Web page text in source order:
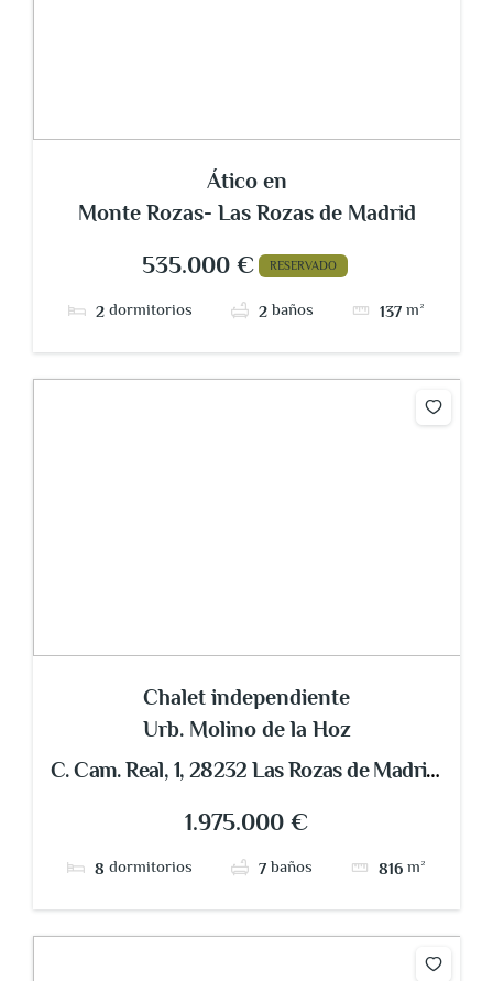
Ático en
Monte Rozas- Las Rozas de Madrid
535.000 € RESERVADO
2 dormitorios 2 baños 137m²
Chalet independiente
Urb. Molino de la Hoz
C. Cam. Real, 1, 28232 Las Rozas de Madrid,
1.975.000 €
8 dormitorios 7 baños 816m²